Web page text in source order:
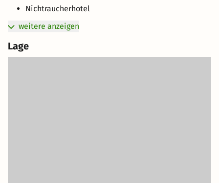
Nichtraucherhotel
weitere anzeigen
Lage